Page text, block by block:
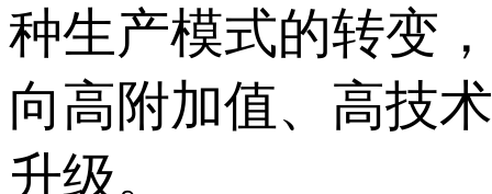
种生产模式的转变
向高附加值、高技
升级。